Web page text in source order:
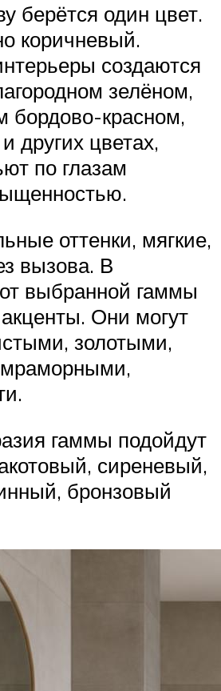
берётся один цвет.
коричневый.
создаются
зелёном,
бордово-красном,
других цветах,
по глазам
оттенки, мягкие,
вызова. В
выбранной гаммы
Они могут
золотыми,
гаммы подойдут
сиреневый,
бронзовый